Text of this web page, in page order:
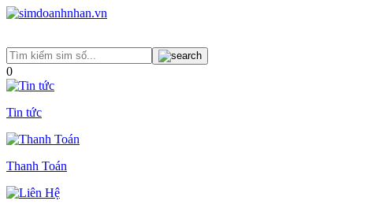
0
Tin tức
Thanh Toán